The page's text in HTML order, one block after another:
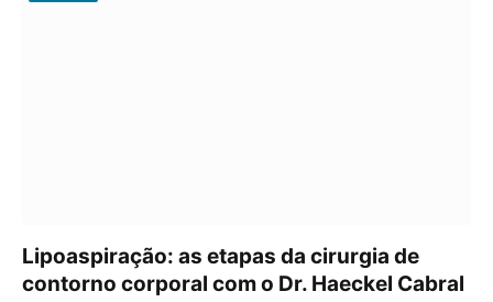
Lipoaspiração: as etapas da cirurgia de
contorno corporal com o Dr. Haeckel Cabral